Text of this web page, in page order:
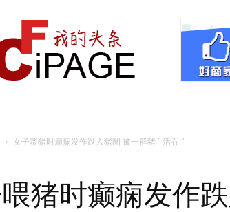
女子喂猪时癫痫发作跌入猪圈 被一群猪 ” 活吞 “
猪时癫痫发作